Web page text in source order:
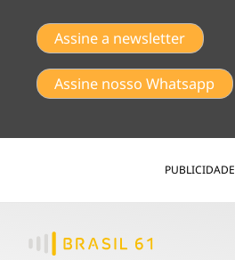
Assine a newsletter
Assine nosso Whatsapp
PUBLICIDADE